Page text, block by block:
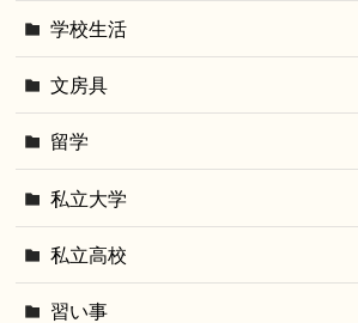
学校生活
文房具
留学
私立大学
私立高校
習い事